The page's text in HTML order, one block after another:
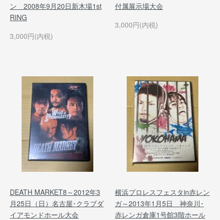
ン 2008年9月20日新木場1st
RING
3,000円(内税)
付属展示場大会
3,000円(内税)
DEATH MARKET8～2012年3
月25日（日）名古屋･クラブダ
イアモンドホール大会
横浜プロレスフェスタin赤レン
ガ～2013年1月5日 神奈川･
赤レンガ倉庫1号館3階ホール